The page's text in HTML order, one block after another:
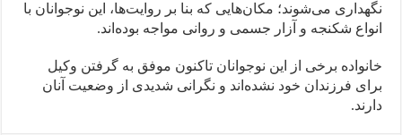
نگهداری می‌شوند؛ مکان‌هایی که بنا بر روایت‌ها، این نوجوانان با
انواع شکنجه و آزار جسمی و روانی مواجه بوده‌اند.
خانواده برخی از این نوجوانان تاکنون موفق به گرفتن وکیل
برای فرزندان خود نشده‌اند و نگرانی شدیدی از وضعیت آنان
دارند.